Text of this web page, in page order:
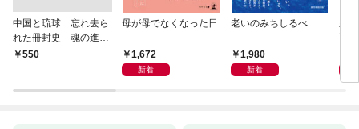
中国と琉球 忘れ去ら
れた冊封史―魂の進化
―
￥550
母が母でなくなった日
1,672
新着
老いのみちしるべ
1,980
新着
新
育